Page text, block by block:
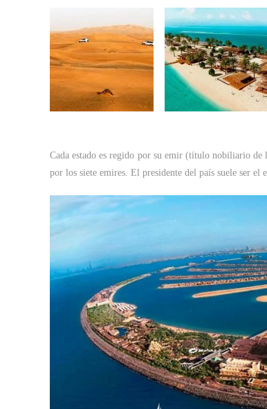
Cada estado es regido por su emir (título nobiliario
por los siete emires. El presidente del país suele ser